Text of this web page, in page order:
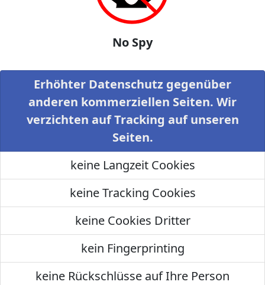
No Spy
Erhöhter Datenschutz gegenüber
anderen kommerziellen Seiten. Wir
verzichten auf Tracking auf unseren
Seiten.
keine Langzeit Cookies
keine Tracking Cookies
keine Cookies Dritter
kein Fingerprinting
keine Rückschlüsse auf Ihre Person